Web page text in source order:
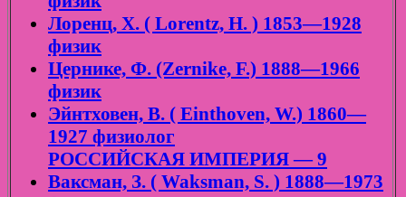
Лоренц, Х. ( Lorentz, H. ) 1853—1928
физик
Цернике, Ф. (Zernike, F.) 1888—1966
физик
Эйнтховен, В. ( Einthoven, W.) 1860—
1927 физиолог
РОССИЙСКАЯ ИМПЕРИЯ — 9
Ваксман, З. ( Waksman, S. ) 1888—1973